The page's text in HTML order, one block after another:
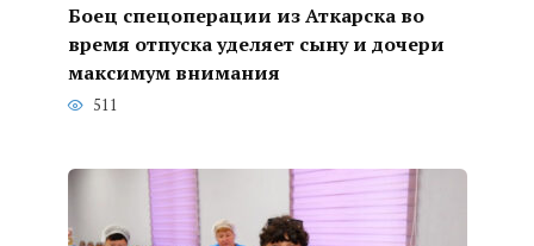
Боец спецоперации из Аткарска во
время отпуска уделяет сыну и дочери
максимум внимания
511